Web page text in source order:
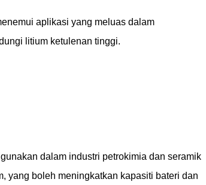
aplikasi yang meluas dalam
litium ketulenan tinggi.
dalam industri petrokimia dan seramik
yang boleh meningkatkan kapasiti bateri dan